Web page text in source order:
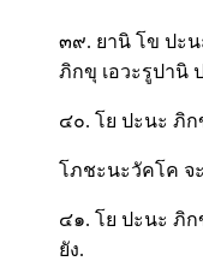
๓๙. ยานิ โข ปะน
ภิกขุ เอวะรูปานิ
๔๐. โย ปะนะ ภิ
โภชะนะวัคโค จ
๔๑. โย ปะนะ ภิก
ยัง.